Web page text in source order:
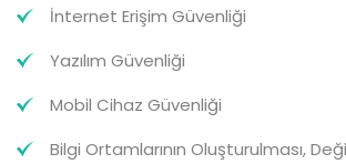
İnternet Erişim Güvenliği
Yazılım Güvenliği
Mobil Cihaz Güvenliği
Bilgi Ortamlarının Oluşturulması,